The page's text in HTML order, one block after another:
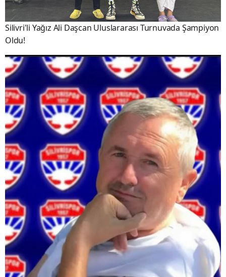
Silivri'li Yağız Ali Daşcan Uluslararası Turnuvada Şampiyon
Oldu!